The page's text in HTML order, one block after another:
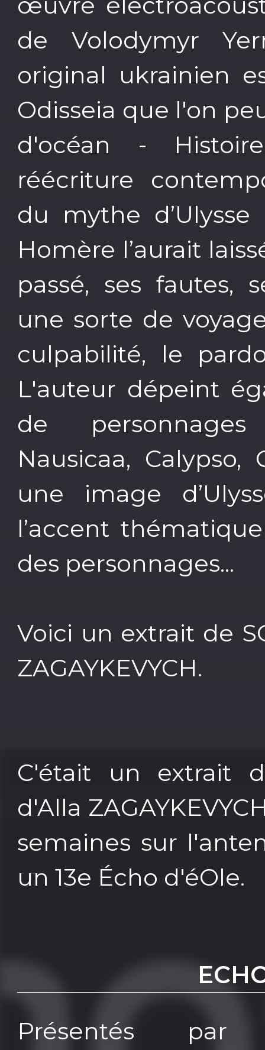
de Volodymyr
original ukrainien
Odisseia que l'on
d'océan -
réécriture
du mythe d’Ulysse
Homère l’aurait
passé, ses fautes,
une sorte de
culpabilité, le
L'auteur dépeint
de
Nausicaa,
une image
l’accent
des personnages...
Voici un extrait de
ZAGAYKEVYCH.
C'était un extrait
d'Alla
semaines sur
un 13e Écho d'éOle.
Présentés par